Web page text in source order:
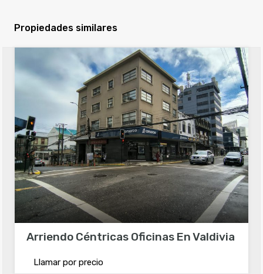
Propiedades similares
Arriendo Céntricas Oficinas En Valdivia
Llamar por precio